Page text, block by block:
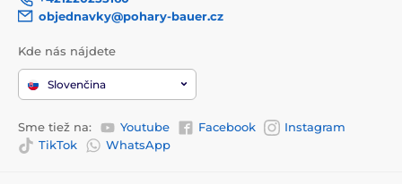
objednavky@pohary-bauer.cz
Kde nás nájdete
Slovenčina
Sme tiež na: Youtube Facebook
Instagram
TikTok
WhatsApp